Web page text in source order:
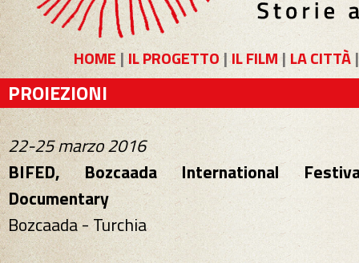
HOME| IL PROGETTO| IL FILM |LA CITTÀ|
PROIEZIONI
22-25 marzo 2016
BIFED, Bozcaada International
Documentary
Bozcaada - Turchia